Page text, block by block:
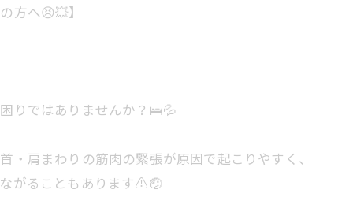
方へ😣💥】
りではありませんか？🛌💦
・肩まわりの筋肉の緊張が原因で起こりやすく、
がることもあります⚠️🤕